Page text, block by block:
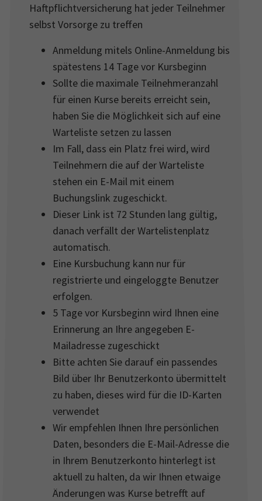
Haftpflichtversicherung hat jeder Teilnehmer
selbst Vorsorge zu treffen
Anmeldung mitels Online-Anmeldung bis
spätestens 14 Tage vor Kursbeginn
Sollte die maximale Teilnehmeranzahl
für einen Kurse bereits erreicht sein,
haben Sie die Möglichkeit sich auf eine
Warteliste setzen zu lassen
Im Fall, dass ein Platz frei wird, wird
Teilnehmern die auf der Warteliste
stehen ein E-Mail mit einem
Buchungslink zugeschickt.
Dieser Link ist 72 Stunden lang gültig,
danach verfällt der Wartelistenplatz
automatisch.
Eine Kursbuchung kann nur für
registrierte und eingeloggte Benutzer
erfolgen.
5 Tage vor Kursbeginn wird Ihnen eine
Erinnerung an Ihre angegeben E-
Mailadresse zugeschickt
Bitte achten Sie darauf ein passendes
Bild über Ihr Benutzerkonto übermittelt
zu haben, dieses wird für die ID-Karten
verwendet
Wir empfehlen Ihnen Ihre persönlichen
Daten, besonders die E-Mail-Adresse die
in Ihrem Benutzerkonto hinterlegt ist
aktuell zu halten, da wir Ihnen etwaige
Änderungen was Kurse betrefft auf